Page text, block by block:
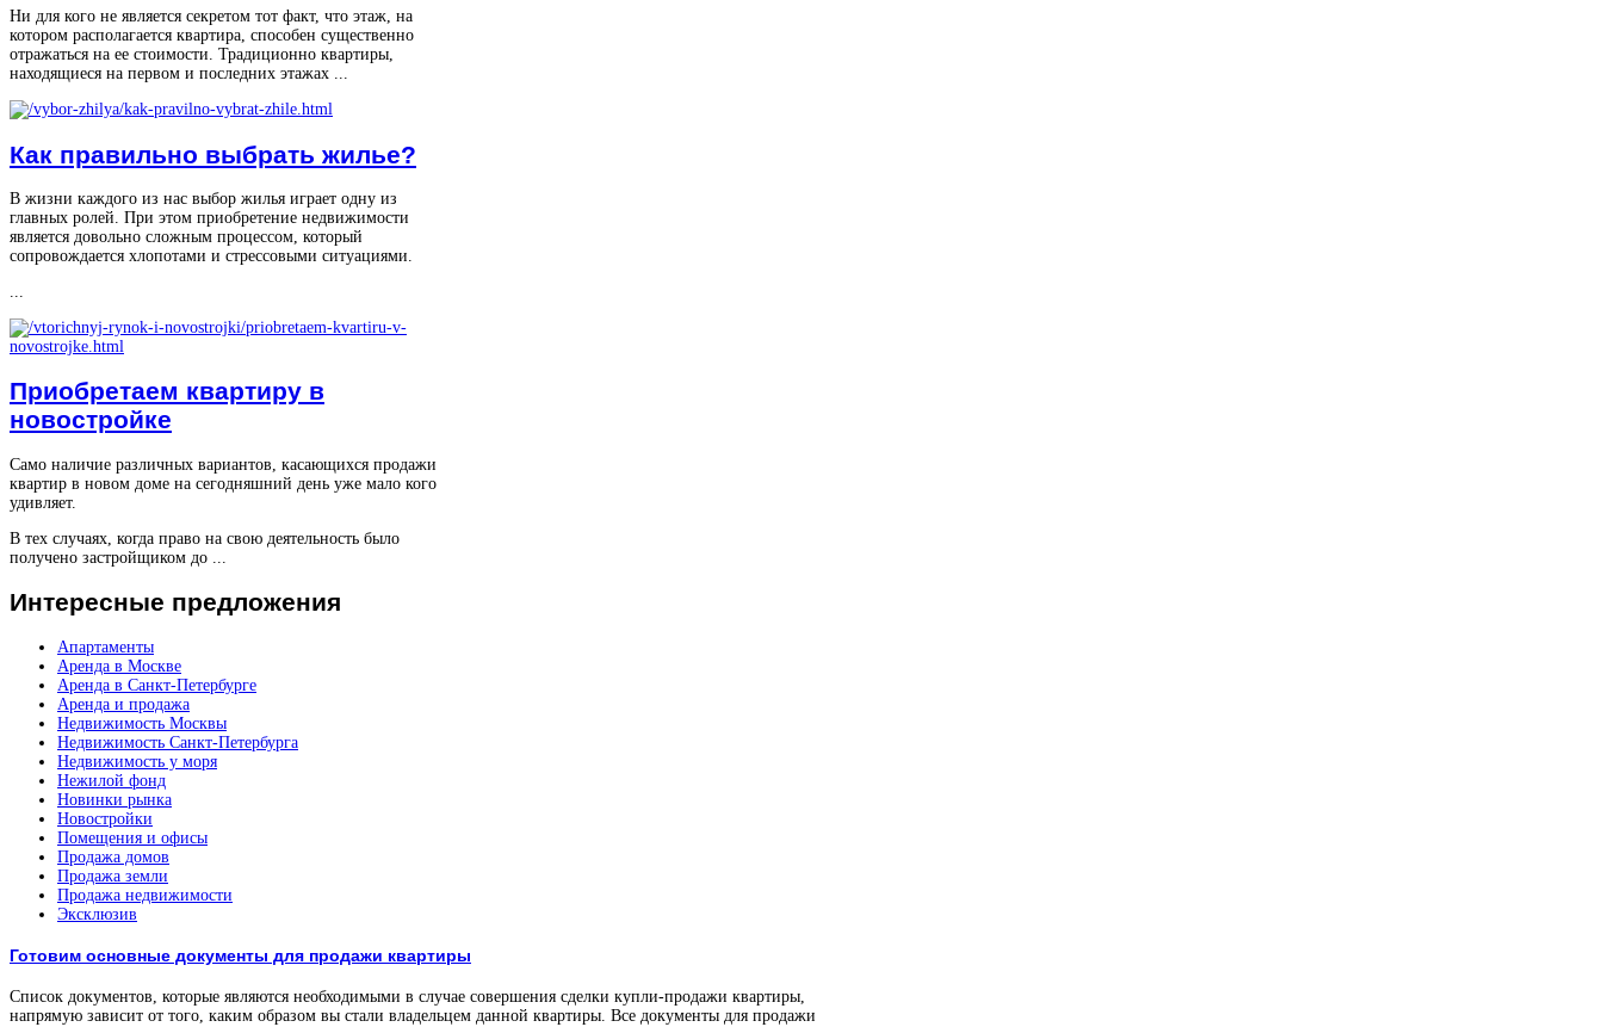
Ни для кого не является секретом тот факт, что этаж, на
котором располагается квартира, способен существенно
отражаться на ее стоимости. Традиционно квартиры,
находящиеся на первом и последних этажах ...
Как правильно выбрать жилье?
В жизни каждого из нас выбор жилья играет одну из
главных ролей. При этом приобретение недвижимости
является довольно сложным процессом, который
сопровождается хлопотами и стрессовыми ситуациями.
...
Приобретаем квартиру в
новостройке
Само наличие различных вариантов, касающихся продажи
квартир в новом доме на сегодняшний день уже мало кого
удивляет.
В тех случаях, когда право на свою деятельность было
получено застройщиком до ...
Интересные предложения
Апартаменты
Аренда в Москве
Аренда в Санкт-Петербурге
Аренда и продажа
Недвижимость Москвы
Недвижимость Санкт-Петербурга
Недвижимость у моря
Нежилой фонд
Новинки рынка
Новостройки
Помещения и офисы
Продажа домов
Продажа земли
Продажа недвижимости
Эксклюзив
Готовим основные документы для продажи квартиры
Список документов, которые являются необходимыми в случае совершения сделки купли-продажи квартиры,
напрямую зависит от того, каким образом вы стали владельцем данной квартиры. Все документы для продажи